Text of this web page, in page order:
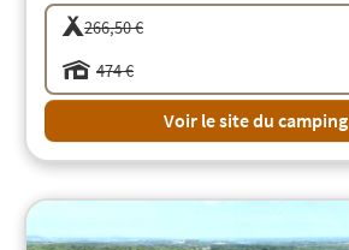
266,50 €
474 €
Voir le site du camping